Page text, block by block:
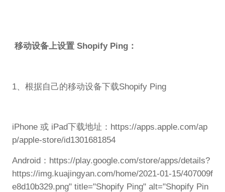
移动设备上设置 Shopify Ping：
1、根据自己的移动设备下载Shopify Ping
iPhone 或 iPad下载地址：https://apps.apple.com/ap
p/apple-store/id1301681854
Android：https://play.google.com/store/apps/details?
https://img.kuajingyan.com/home/2021-01-15/407009f
e8d10b329.png" title="Shopify Ping" alt="Shopify Pin